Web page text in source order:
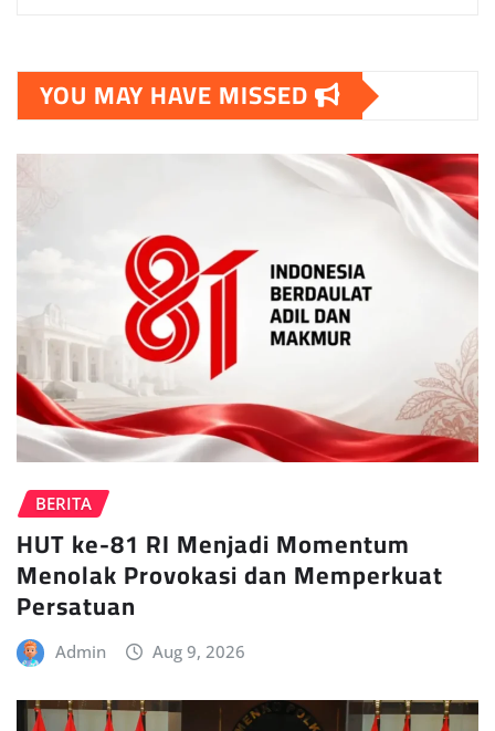
YOU MAY HAVE MISSED
BERITA
HUT ke-81 RI Menjadi Momentum
Menolak Provokasi dan Memperkuat
Persatuan
Admin Aug 9, 2026